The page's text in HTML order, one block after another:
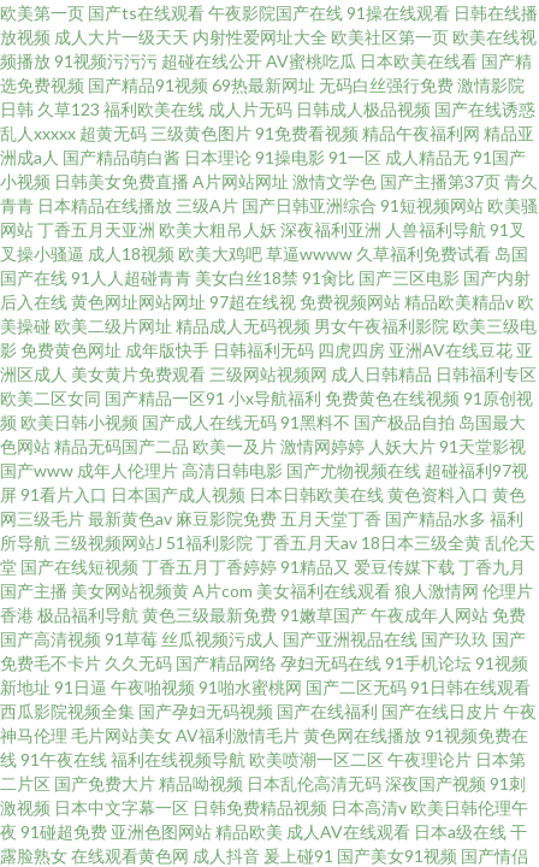
欧美第一页 国产ts在线观看午夜影院国产在线91操在线观看 日韩在线播
放视频 成人大片一级天天 内射性爱网址大全 欧美社区第一页 欧美在线视
频播放91视频污污污 超碰在线公开AV蜜桃吃瓜 日本欧美在线看 国产精
选免费视频 国产精品91视频 69热最新网址 无码白丝强行免费激情影院
日韩 久草123 福利欧美在线 成人片无码 日韩成人极品视频 国产在线诱惑
乱人xxxxx 超黄无码 三级黄色图片91免费看视频 精品午夜福利网 精品亚
洲成a人 国产精品萌白酱 日本理论91操电影 91一区 成人精品无91国产
小视频 日韩美女免费直播 A片网站网址 激情文学色 国产主播第37页青久
青青 日本精品在线播放 三级A片 国产日韩亚洲综合 91短视频网站 欧美骚
网站丁香五月天亚洲 欧美大粗吊人妖 深夜福利亚洲 人兽福利导航 91叉
叉操小骚逼 成人18视频 欧美大鸡吧草逼wwww 久草福利免费试看 岛国
国产在线91人人超碰青青 美女白丝18禁 91肏比 国产三区电影 国产内射
后入在线黄色网址网站网址 97超在线视 免费视频网站精品欧美精品v 欧
美操碰 欧美二级片网址 精品成人无码视频 男女午夜福利影院 欧美三级电
影 免费黄色网址 成年版快手 日韩福利无码 四虎四房 亚洲AV在线豆花 亚
洲区成人 美女黄片免费观看 三级网站视频网 成人日韩精品 日韩福利专区
欧美二区女同 国产精品一区91 小x导航福利 免费黄色在线视频 91原创视
频 欧美日韩小视频 国产成人在线无码91黑料不 国产极品自拍 岛国最大
色网站精品无码国产二品 欧美一及片激情网婷婷 人妖大片91天堂影视
国产www 成年人伦理片 高清日韩电影 国产尤物视频在线 超碰福利97视
屏91看片入口 日本国产成人视频 日本日韩欧美在线黄色资料入口 黄色
网三级毛片最新黄色av 麻豆影院免费 五月天堂丁香 国产精品水多 福利
所导航 三级视频网站J 51福利影院 丁香五月天av 18日本三级全黄乱伦天
堂 国产在线短视频 丁香五月丁香婷婷91精品又 爱豆传媒下载 丁香九月
国产主播 美女网站视频黄A片com 美女福利在线观看狼人激情网 伦理片
香港 极品福利导航 黄色三级最新免费91嫩草国产午夜成年人网站 免费
国产高清视频 91草莓 丝瓜视频污成人 国产亚洲视品在线 国产玖玖 国产
免费毛不卡片 久久无码 国产精品网络 孕妇无码在线91手机论坛91视频
新地址 91日逼 午夜啪视频 91啪水蜜桃网 国产二区无码91日韩在线观看
西瓜影院视频全集 国产孕妇无码视频 国产在线福利 国产在线日皮片午夜
神马伦理 毛片网站美女AV福利激情毛片黄色网在线播放91视频免费在
线91午夜在线福利在线视频导航 欧美喷潮一区二区 午夜理论片 日本第
二片区 国产免费大片精品呦视频 日本乱伦高清无码深夜国产视频 91刺
激视频 日本中文字幕一区 日韩免费精品视频 日本高清v 欧美日韩伦理午
夜 91碰超免费 亚洲色图网站精品欧美 成人AV在线观看 日本a级在线干
露脸熟女在线观看黄色网 成人抖音 爰上碰91 国产美女91视频 国产情侣